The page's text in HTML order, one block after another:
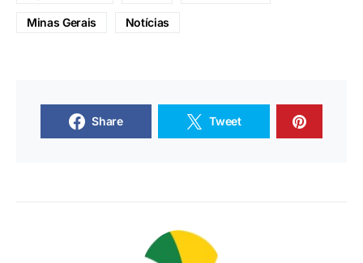
Minas Gerais Notícias
Share Tweet